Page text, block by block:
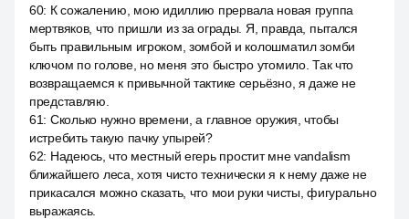
60: К сожалению, мою идиллию прервала новая группа
мертвяков, что пришли из за ограды. Я, правда, пытался
быть правильным игроком, зомбой и колошматил зомби
ключом по голове, но меня это быстро утомило. Так что
возвращаемся к привычной тактике серьёзно, я даже не
представляю.
61: Сколько нужно времени, а главное оружия, чтобы
истребить такую пачку упырей?
62: Надеюсь, что местный егерь простит мне vandalism
ближайшего леса, хотя чисто технически я к нему даже не
прикасался можно сказать, что мои руки чисты, фигурально
выражаясь.